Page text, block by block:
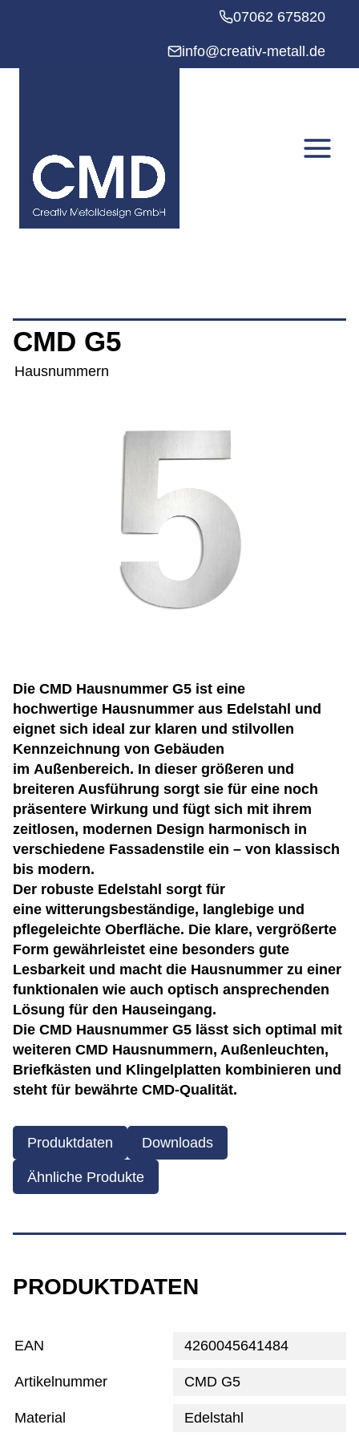
07062 675820
info@creativ-metall.de
CMD G5
Hausnummern
Die CMD Hausnummer G5 ist eine
hochwertige Hausnummer aus Edelstahl und
eignet sich ideal zur klaren und stilvollen
Kennzeichnung von Gebäuden
im Außenbereich. In dieser größeren und
breiteren Ausführung sorgt sie für eine noch
präsentere Wirkung und fügt sich mit ihrem
zeitlosen, modernen Design harmonisch in
verschiedene Fassadenstile ein – von klassisch
bis modern.
Der robuste Edelstahl sorgt für
eine witterungsbeständige, langlebige und
pflegeleichte Oberfläche. Die klare, vergrößerte
Form gewährleistet eine besonders gute
Lesbarkeit und macht die Hausnummer zu einer
funktionalen wie auch optisch ansprechenden
Lösung für den Hauseingang.
Die CMD Hausnummer G5 lässt sich optimal mit
weiteren CMD Hausnummern, Außenleuchten,
Briefkästen und Klingelplatten kombinieren und
steht für bewährte CMD-Qualität.
Produktdaten Downloads
Ähnliche Produkte
PRODUKTDATEN
EAN 4260045641484
Artikelnummer CMD G5
Material Edelstahl